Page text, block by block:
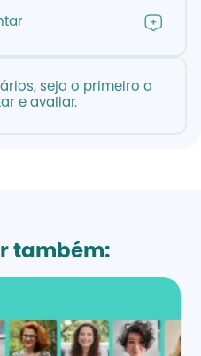
seja o primeiro a
e avaliar.
também: